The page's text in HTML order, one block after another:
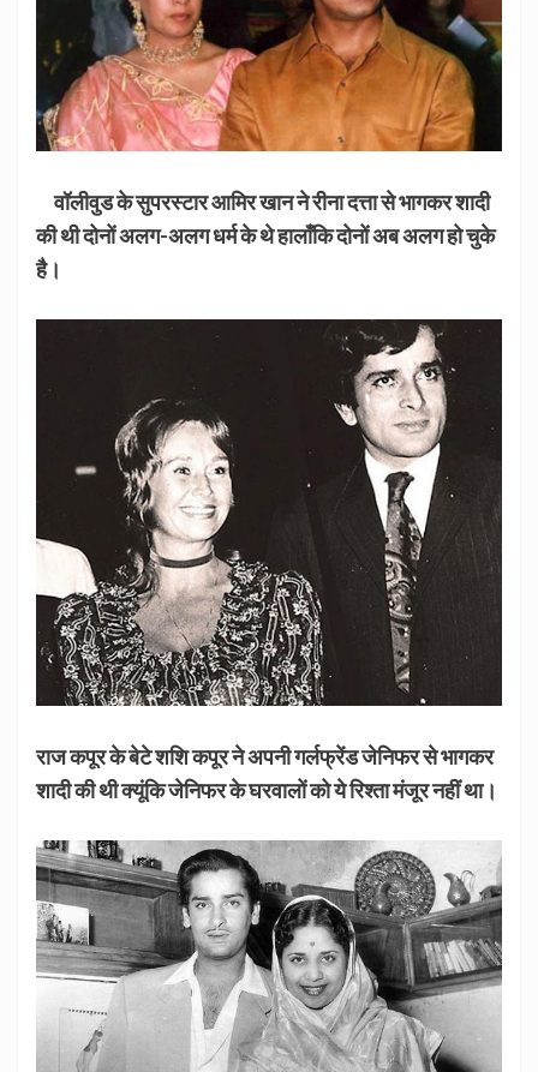
वॉलीवुड के सुपरस्टार आमिर खान ने रीना दत्ता से भागकर शादी
की थी दोनों अलग-अलग धर्म के थे हालाँकि दोनों अब अलग हो चुके
है।
राज कपूर के बेटे शशि कपूर ने अपनी गर्लफ्रेंड जेनिफर से भागकर
शादी की थी क्यूंकि जेनिफर के घरवालों को ये रिश्ता मंजूर नहीं था।